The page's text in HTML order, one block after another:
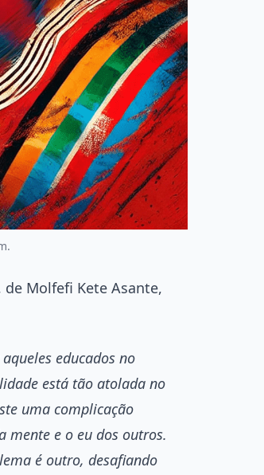
Molfefi Kete Asante,
educados no
está tão atolada no
uma complicação
mente e o eu dos outros.
é outro, desafiando